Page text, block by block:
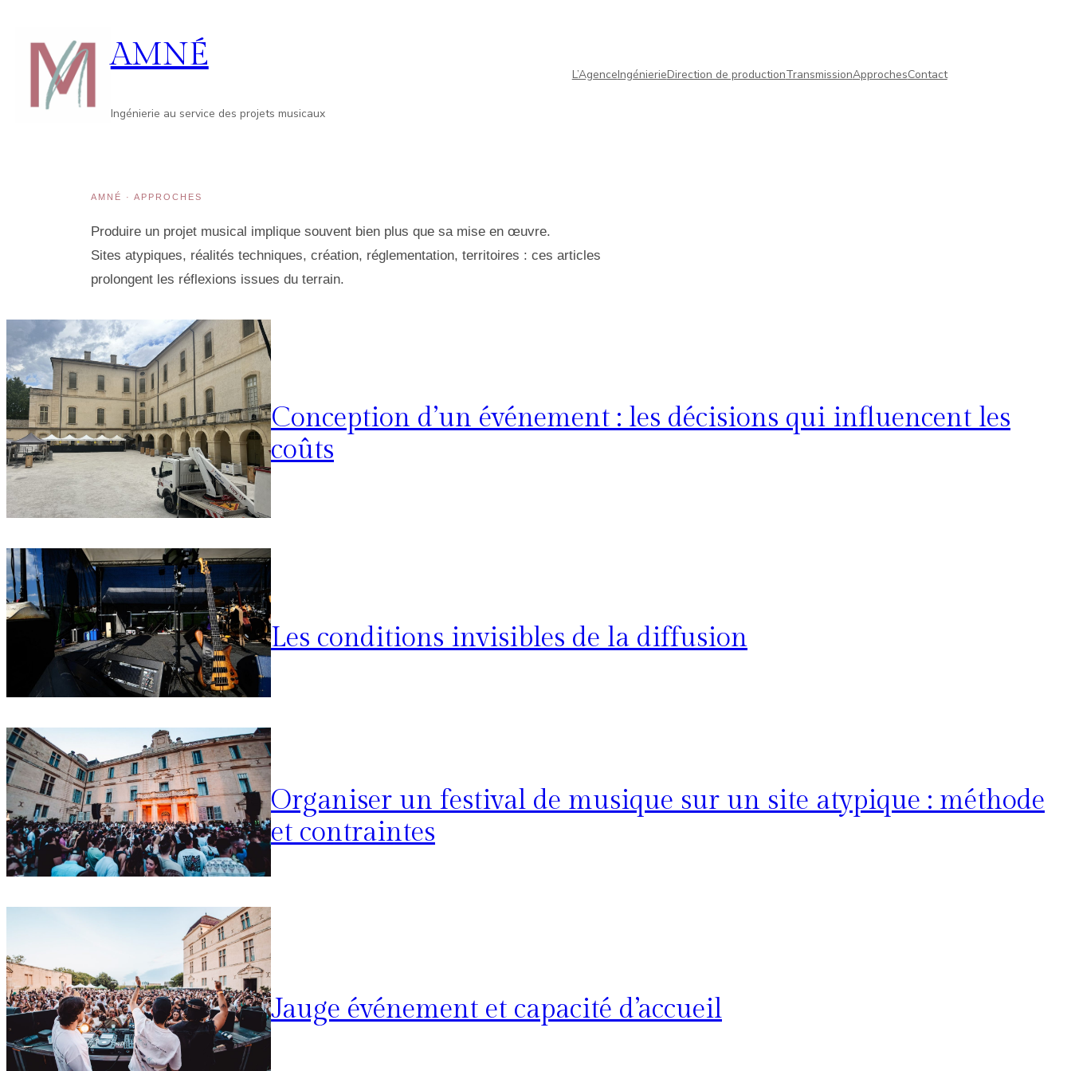
contenu
AMNÉ
Ingénierie au service des projets musicaux
L’AgenceIngénierieDirection de productionTransmissionApprochesContact
AMNÉ · APPROCHES
Produire un projet musical implique souvent bien plus que sa mise en œuvre.
Sites atypiques, réalités techniques, création, réglementation, territoires : ces articles
prolongent les réflexions issues du terrain.
Conception d’un événement : les décisions qui influencent les
coûts
Les conditions invisibles de la diffusion
Organiser un festival de musique sur un site atypique : méthode
et contraintes
Jauge événement et capacité d’accueil